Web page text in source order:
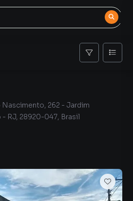
Nascimento, 262 - Jardim
- RJ, 28920-047, Brasil